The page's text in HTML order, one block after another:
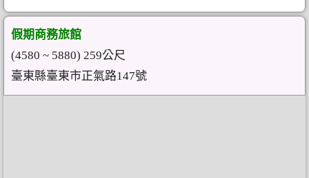
假期商務旅館
(4580 ~ 5880) 259公尺
臺東縣臺東市正氣路147號